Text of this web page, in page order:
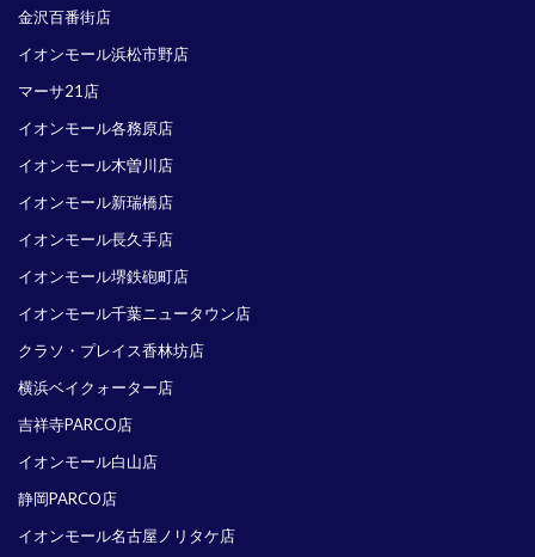
金沢百番街店
イオンモール浜松市野店
マーサ21店
イオンモール各務原店
イオンモール木曽川店
イオンモール新瑞橋店
イオンモール長久手店
イオンモール堺鉄砲町店
イオンモール千葉ニュータウン店
クラソ・プレイス香林坊店
横浜ベイクォーター店
吉祥寺PARCO店
イオンモール白山店
静岡PARCO店
イオンモール名古屋ノリタケ店